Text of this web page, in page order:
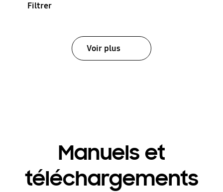
Filtrer
Voir plus
Manuels et
téléchargements